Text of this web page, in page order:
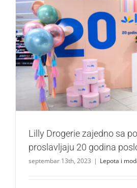
Lilly Drogerie zajedno sa
godina
Lepota i moda
Lilly Drogerie zajedno sa
proslavljaju 20 godina
septembar 13th, 2023 | Lepota i